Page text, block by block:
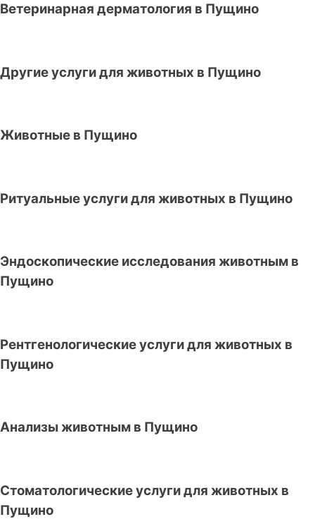
Ветеринарная дерматология в Пущино
Другие услуги для животных в Пущино
Животные в Пущино
Ритуальные услуги для животных в Пущино
Эндоскопические исследования животным в
Пущино
Рентгенологические услуги для животных в
Пущино
Анализы животным в Пущино
Стоматологические услуги для животных в
Пущино